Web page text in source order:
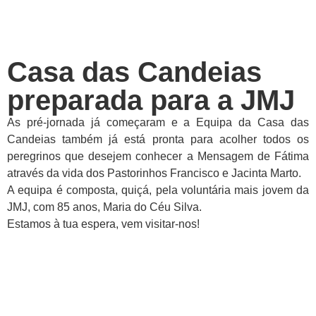
Casa das Candeias
preparada para a JMJ
As pré-jornada já começaram e a Equipa da Casa das
Candeias também já está pronta para acolher todos os
peregrinos que desejem conhecer a Mensagem de Fátima
através da vida dos Pastorinhos Francisco e Jacinta Marto.
A equipa é composta, quiçá, pela voluntária mais jovem da
JMJ, com 85 anos, Maria do Céu Silva.
Estamos à tua espera, vem visitar-nos!